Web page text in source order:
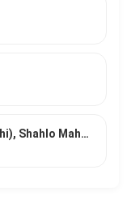
Farhod Saidov (Sarbon guruhi), Shahlo Mahmudova